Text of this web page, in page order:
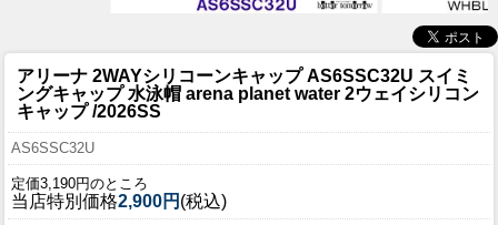
アリーナ 2WAYシリコーンキャップ AS6SSC32U スイミ
ングキャップ 水泳帽 arena planet water 2ウェイシリコン
キャップ /2026SS
AS6SSC32U
定価3,190円のところ
当店特別価格2,900円 (税込)